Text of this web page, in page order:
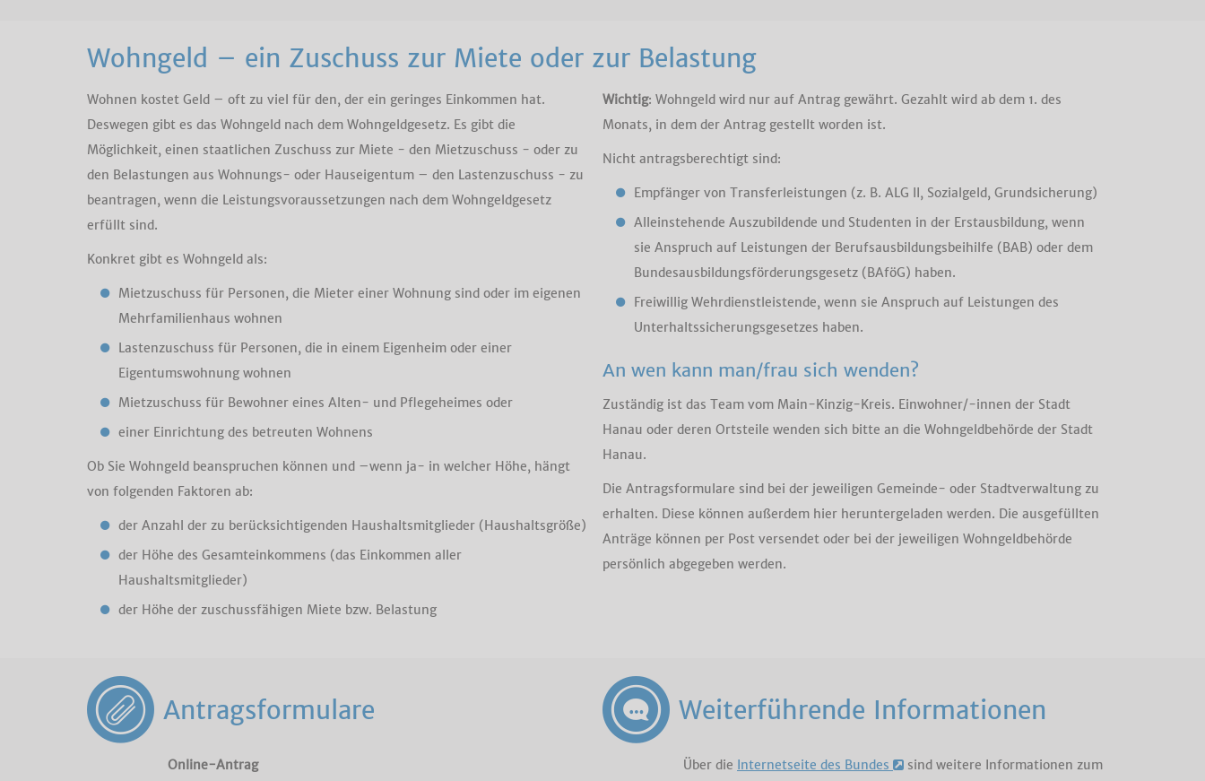
Wohngeld – ein Zuschuss zur Miete oder zur Belastung
Wohnen kostet Geld – oft zu viel für den, der ein geringes Einkommen hat.
Deswegen gibt es das Wohngeld nach dem Wohngeldgesetz. Es gibt die
Möglichkeit, einen staatlichen Zuschuss zur Miete - den Mietzuschuss - oder zu
den Belastungen aus Wohnungs- oder Hauseigentum – den Lastenzuschuss - zu
beantragen, wenn die Leistungsvoraussetzungen nach dem Wohngeldgesetz
erfüllt sind.
Konkret gibt es Wohngeld als:
Mietzuschuss für Personen, die Mieter einer Wohnung sind oder im eigenen
Mehrfamilienhaus wohnen
Lastenzuschuss für Personen, die in einem Eigenheim oder einer
Eigentumswohnung wohnen
Mietzuschuss für Bewohner eines Alten- und Pflegeheimes oder
einer Einrichtung des betreuten Wohnens
Ob Sie Wohngeld beanspruchen können und –wenn ja- in welcher Höhe, hängt
von folgenden Faktoren ab:
der Anzahl der zu berücksichtigenden Haushaltsmitglieder (Haushaltsgröße)
der Höhe des Gesamteinkommens (das Einkommen aller
Haushaltsmitglieder)
der Höhe der zuschussfähigen Miete bzw. Belastung
Wichtig: Wohngeld wird nur auf Antrag gewährt. Gezahlt wird ab dem 1. des
Monats, in dem der Antrag gestellt worden ist.
Nicht antragsberechtigt sind:
Empfänger von Transferleistungen (z. B. ALG II, Sozialgeld, Grundsicherung)
Alleinstehende Auszubildende und Studenten in der Erstausbildung, wenn
sie Anspruch auf Leistungen der Berufsausbildungsbeihilfe (BAB) oder dem
Bundesausbildungsförderungsgesetz (BAföG) haben.
Freiwillig Wehrdienstleistende, wenn sie Anspruch auf Leistungen des
Unterhaltssicherungsgesetzes haben.
An wen kann man/frau sich wenden?
Zuständig ist das Team vom Main-Kinzig-Kreis. Einwohner/-innen der Stadt
Hanau oder deren Ortsteile wenden sich bitte an die Wohngeldbehörde der Stadt
Hanau.
Die Antragsformulare sind bei der jeweiligen Gemeinde- oder Stadtverwaltung zu
erhalten. Diese können außerdem hier heruntergeladen werden. Die ausgefüllten
Anträge können per Post versendet oder bei der jeweiligen Wohngeldbehörde
persönlich abgegeben werden.
Antragsformulare
Online-Antrag
Weiterführende Informationen
Über die Internetseite des Bundes
sind weitere Informationen zum